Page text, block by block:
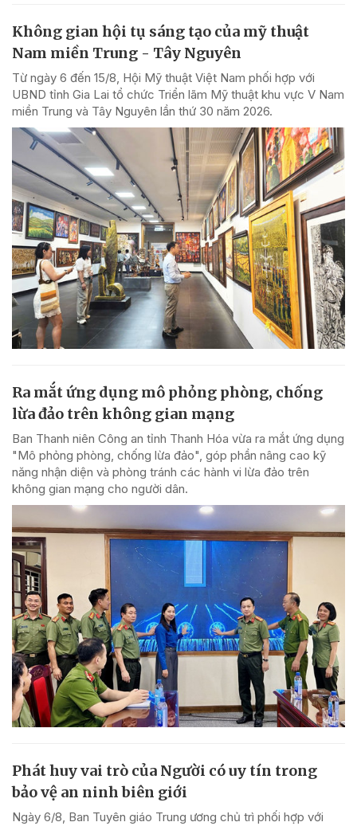
Không gian hội tụ sáng tạo của mỹ thuật
Nam miền Trung - Tây Nguyên
Từ ngày 6 đến 15/8, Hội Mỹ thuật Việt Nam phối hợp với
UBND tỉnh Gia Lai tổ chức Triển lãm Mỹ thuật khu vực V Nam
miền Trung và Tây Nguyên lần thứ 30 năm 2026.
Ra mắt ứng dụng mô phỏng phòng, chống
lừa đảo trên không gian mạng
Ban Thanh niên Công an tỉnh Thanh Hóa vừa ra mắt ứng dụng
"Mô phỏng phòng, chống lừa đảo", góp phần nâng cao kỹ
năng nhận diện và phòng tránh các hành vi lừa đảo trên
không gian mạng cho người dân.
Phát huy vai trò của Người có uy tín trong
bảo vệ an ninh biên giới
Ngày 6/8, Ban Tuyên giáo Trung ương chủ trì phối hợp với